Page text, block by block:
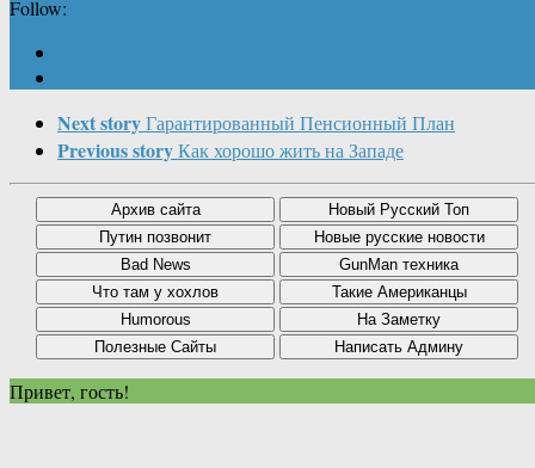
Follow:
Next storyГарантированный Пенсионный План
Previous storyКак хорошо жить на Западе
Привет, гость!